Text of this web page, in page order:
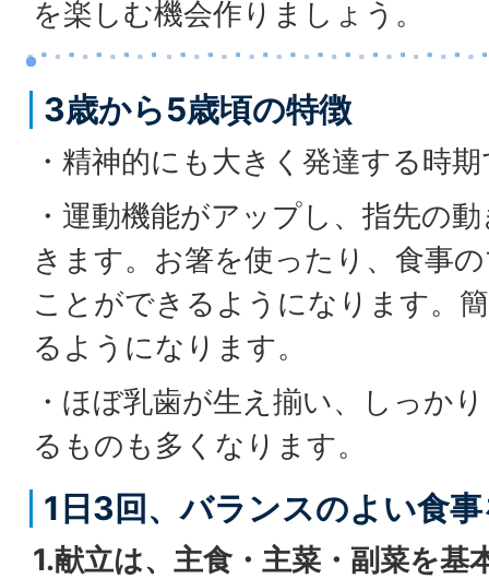
を楽しむ機会作りましょう。
3歳から5歳頃の特徴
・精神的にも大きく発達する時
・運動機能がアップし、指先の
きます。お箸を使ったり、食事
ことができるようになります。
るようになります。
・ほぼ乳歯が生え揃い、しっか
るものも多くなります。
1日3回、バランスのよい食
1.献立は、主食・主菜・副菜を基